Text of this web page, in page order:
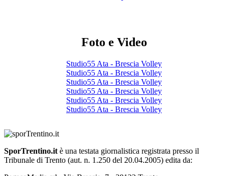
Foto e Video
Studio55 Ata - Brescia Volley
Studio55 Ata - Brescia Volley
Studio55 Ata - Brescia Volley
Studio55 Ata - Brescia Volley
Studio55 Ata - Brescia Volley
Studio55 Ata - Brescia Volley
SporTrentino.it è una testata giornalistica registrata presso il
Tribunale di Trento (aut. n. 1.250 del 20.04.2005) edita da: